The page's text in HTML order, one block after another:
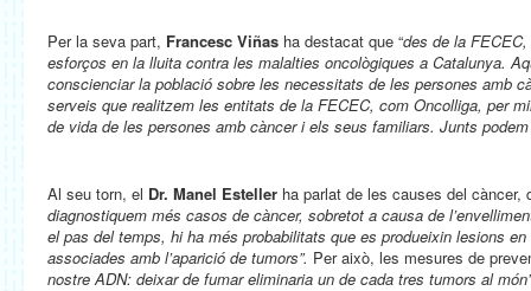
Per la seva part, Francesc Viñas ha destacat que “des de la
esforços en la lluita contra les malalties oncològiques a Catalunya.
conscienciar la població sobre les necessitats de les persones amb
serveis que realitzem les entitats de la FECEC, com Oncolliga, per
de vida de les persones amb càncer i els seus familiars. Junts
Al seu torn, el Dr. Manel Esteller ha parlat de les causes del càncer,
diagnostiquem més casos de càncer, sobretot a causa de
el pas del temps, hi ha més probabilitats que es produeixin lesions
associades amb l’aparició de tumors”. Per això, les mesures de
nostre ADN: deixar de fumar eliminaria un de cada tres tumors al